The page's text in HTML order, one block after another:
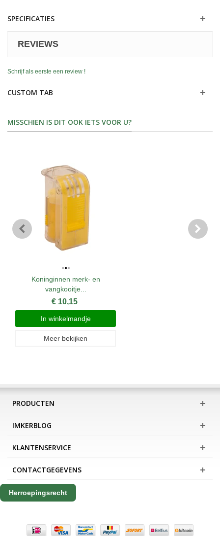
SPECIFICATIES
REVIEWS
Schrijf als eerste een review !
CUSTOM TAB
MISSCHIEN IS DIT OOK IETS VOOR U?
Koninginnen merk- en
vangkooitje...
€ 10,15
In winkelmandje
Meer bekijken
PRODUCTEN
IMKERBLOG
KLANTENSERVICE
CONTACTGEGEVENS
Herroepingsrecht